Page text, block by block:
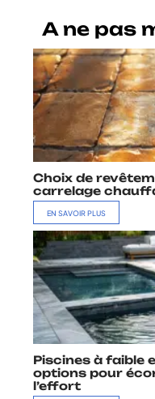
A ne pas
Choix de
carrelage
EN SAVOIR PLUS
Piscines à faible
options pour
l’effort